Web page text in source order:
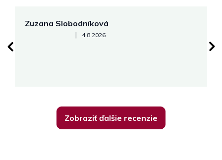
Zuzana Slobodníková
Hodnotenie obchodu je 5 z 5 hviezdičiek.
| 4.8.2026
Zobraziť ďalšie recenzie